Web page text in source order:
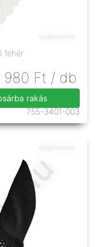
fehér
980 Ft / db
rakás
755-3401-003